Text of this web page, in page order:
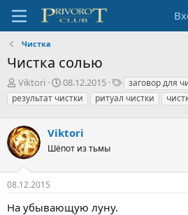
Чистка
Чистка солью
А
в
т
р
т
е
м
ы
Viktori
Д
а
т
н
а
а
а
08.12.2015
Т
е
г
заговор для
результат чистки
ритуал чистки
Viktori
Шёпот из тьмы
08.12.2015
На убывающую луну.